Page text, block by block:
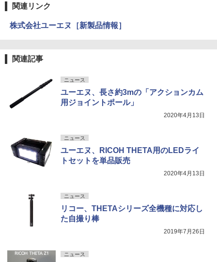
関連リンク
株式会社ユーエヌ［新製品情報］
関連記事
ニュース
ユーエヌ、長さ約3mの「アクションカム
用ジョイントポール」
2020年4月13日
ニュース
ユーエヌ、RICOH THETA用のLEDライ
トセットを単品販売
2020年4月13日
ニュース
リコー、THETAシリーズ全機種に対応し
た自撮り棒
2019年7月26日
ニュース